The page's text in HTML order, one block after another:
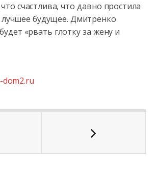
счастлива, что давно простила
будущее. Дмитренко
«рвать глотку за жену и
dom2.ru